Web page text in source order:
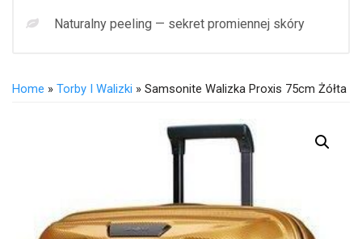
Naturalny peeling — sekret promiennej skóry
Home » Torby I Walizki » Samsonite Walizka Proxis 75cm Żółta